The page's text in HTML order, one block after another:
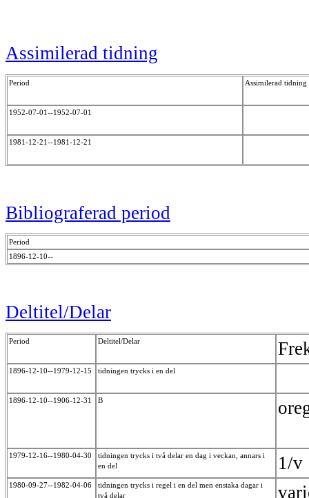
Assimilerad tidning
Period Assimilerad tidning
1952-07-01--1952-07-01
1981-12-21--1981-12-21
Bibliograferad period
Period
1896-12-10--
Deltitel/Delar
Period Deltitel/Delar
1896-12-10--1979-12-15 tidningen trycks i en del
1896-12-10--1906-12-31 B
1979-12-16--1980-04-30
tidningen trycks i två delar en dag i veckan, annars i
en del
1/
1980-09-27--1982-04-06
tidningen trycks i regel i en del men enstaka dagar i
två delar